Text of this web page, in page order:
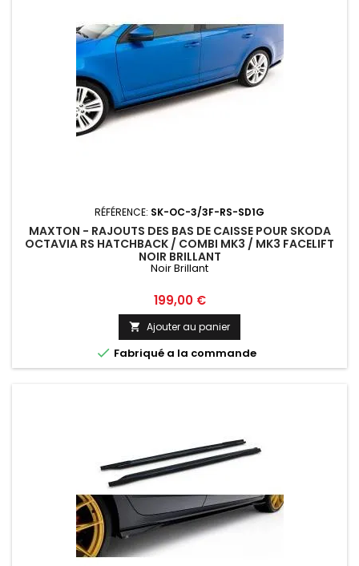
RÉFÉRENCE: SK-OC-3/3F-RS-SD1G
MAXTON - RAJOUTS DES BAS DE CAISSE POUR SKODA
OCTAVIA RS HATCHBACK / COMBI MK3 / MK3 FACELIFT
NOIR BRILLANT
Noir Brillant
Prix
199,00 €
 Ajouter au panier
 Fabriqué a la commande